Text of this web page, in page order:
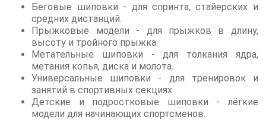
Беговые шиповки - для спринта, стайерских и
средних дистанций.
Прыжковые модели - для прыжков в длину,
высоту и тройного прыжка.
Метательные шиповки - для толкания ядра,
метания копья, диска и молота.
Универсальные шиповки - для тренировок и
занятий в спортивных секциях.
Детские и подростковые шиповки - лёгкие
модели для начинающих спортсменов.